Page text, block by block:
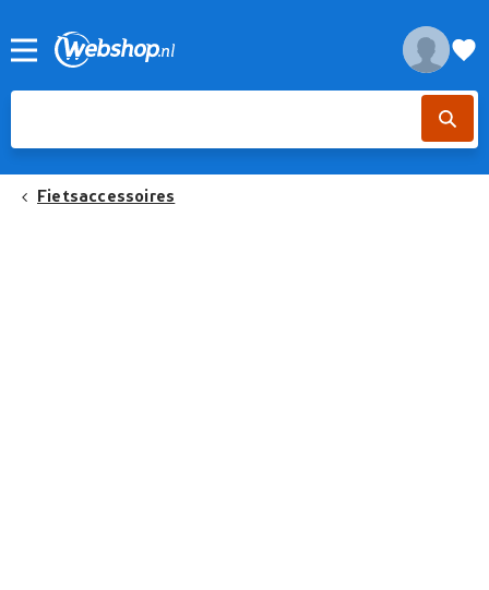
Fietsaccessoires